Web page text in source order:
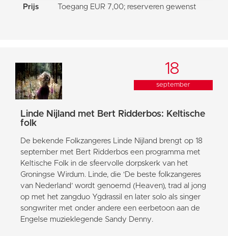
Prijs
Toegang EUR 7,00; reserveren gewenst
18
september
Linde Nijland met Bert Ridderbos: Keltische
folk
De bekende Folkzangeres Linde Nijland brengt op 18
september met Bert Ridderbos een programma met
Keltische Folk in de sfeervolle dorpskerk van het
Groningse Wirdum. Linde, die 'De beste folkzangeres
van Nederland’ wordt genoemd (Heaven), trad al jong
op met het zangduo Ygdrassil en later solo als singer
songwriter met onder andere een eerbetoon aan de
Engelse muzieklegende Sandy Denny.